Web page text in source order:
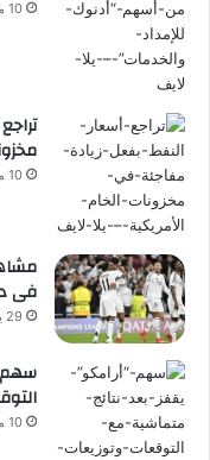
10 مايو، 2023
10 مايو، 2023
فى
29 يناير، 2025
سهم
10 مايو، 2023